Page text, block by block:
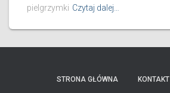
pielgrzymki Czytaj dalej…
STRONA GŁÓWNA KONTAKT